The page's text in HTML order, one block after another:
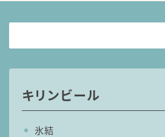
キリンビール
氷結